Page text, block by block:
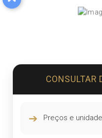
CONSULTAR
➔ Preços e